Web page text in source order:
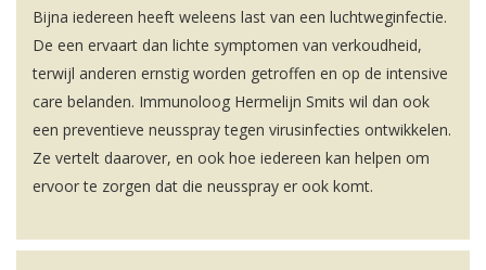
Bijna iedereen heeft weleens last van een luchtweginfectie.
De een ervaart dan lichte symptomen van verkoudheid,
terwijl anderen ernstig worden getroffen en op de intensive
care belanden. Immunoloog Hermelijn Smits wil dan ook
een preventieve neusspray tegen virusinfecties ontwikkelen.
Ze vertelt daarover, en ook hoe iedereen kan helpen om
ervoor te zorgen dat die neusspray er ook komt.